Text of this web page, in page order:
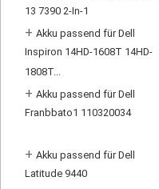
13 7390 2-In-1
+ Akku passend für Dell
Inspiron 14HD-1608T 14HD-
1808T...
+ Akku passend für Dell
Franbbato1 110320034
+ Akku passend für Dell
Latitude 9440